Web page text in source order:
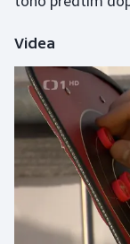
Videa